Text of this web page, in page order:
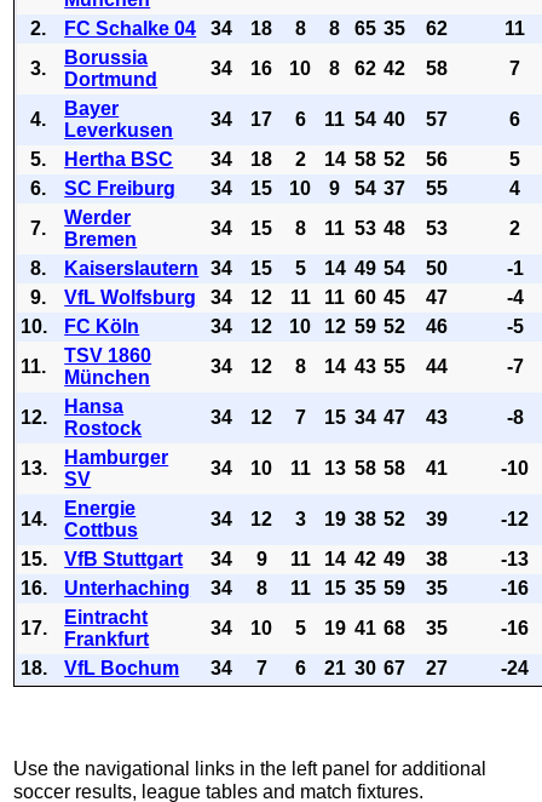
2.
FC Schalke 04 34 18 8 8 65 35 62
11
3.
Borussia
Dortmund
34 16 10 8 62 42 58 7
4.
Bayer
Leverkusen
34 17 6 11 54 40 57
6
5.
Hertha BSC 34 18 2 14 58 52 56
5
6.
SC Freiburg 34 15 10 9 54 37 55
4
7.
Werder
Bremen
34 15 8 11 53 48 53
2
8.
Kaiserslautern 34 15 5 14 49 54 50
-1
9.
VfL Wolfsburg 34 12 11 11 60 45 47
-4
10.
FC Köln 34 12 10 12 59 52 46
-5
11.
TSV 1860
München
34 12 8 14 43 55 44 -7
12.
Hansa
Rostock
34 12 7 15 34 47 43 -8
13.
Hamburger
SV
34 10 11 13 58 58 41 -10
14.
Energie
Cottbus
34 12 3 19 38 52 39
-12
15.
VfB Stuttgart 34 9 11 14 42 49 38
-13
16.
Unterhaching 34 8 11 15 35 59 35
-16
17.
Eintracht
Frankfurt
34 10 5 19 41 68 35
-16
18.
VfL Bochum 34 7 6 21 30 67 27 -24
Use the navigational links in the left panel for additional
soccer results, league tables and match fixtures.